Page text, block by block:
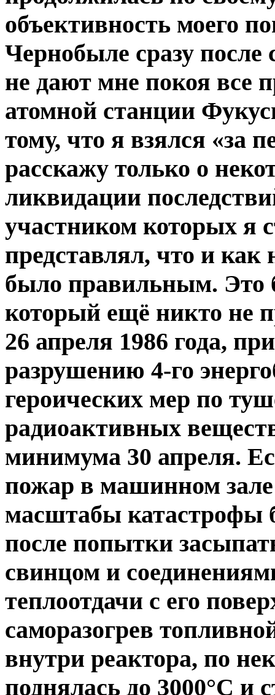
объективность моего
Чернобыле сразу после
не дают мне покоя все
атомной станции
тому, что я взялся «за
расскажу только о
ликвидации
участником которых я
представлял, что и как
было правильным. Это
который ещё никто не
26 апреля 1986 года,
разрушению 4-го
героических мер по
радиоактивных
минимума 30 апреля.
пожар в машинном
масштабы катастрофы
после попытки
свинцом и
теплоотдачи с его
саморазогрев
внутри реактора, по
поднялась до 3000°С и